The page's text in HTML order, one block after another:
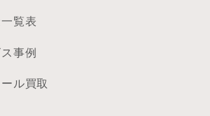
覧表
事例
ル買取